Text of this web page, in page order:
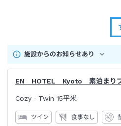
施設からのお知らせあり
EN HOTEL Kyoto 素泊まり
Cozy‐Twin 15平米
ツイン 食事なし